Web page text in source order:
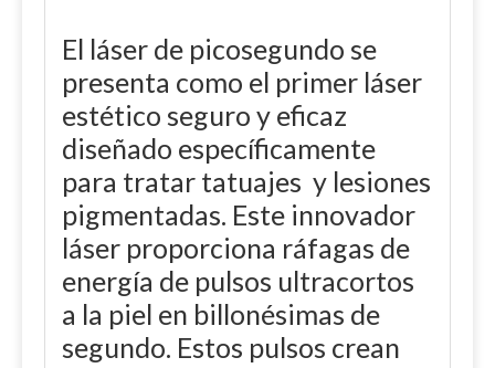
El láser de picosegundo se
presenta como el primer láser
estético seguro y eficaz
diseñado específicamente
para tratar tatuajes y lesiones
pigmentadas. Este innovador
láser proporciona ráfagas de
energía de pulsos ultracortos
a la piel en billonésimas de
segundo. Estos pulsos crean